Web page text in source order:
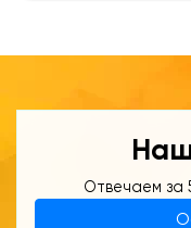
Отвечаем за